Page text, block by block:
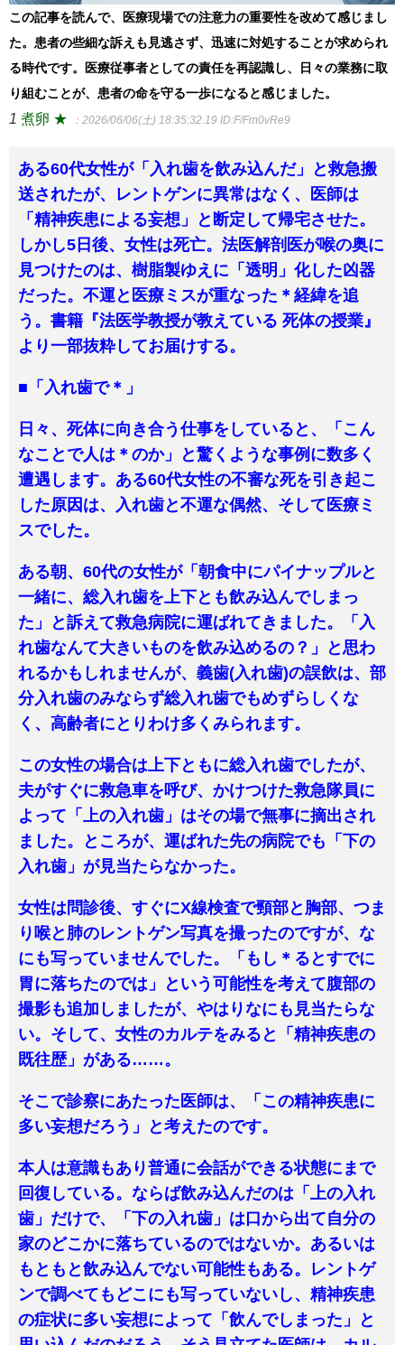
この記事を読んで、医療現場での注意力の重要性を改めて感じまし
た。患者の些細な訴えも見逃さず、迅速に対処することが求められ
る時代です。医療従事者としての責任を再認識し、日々の業務に取
り組むことが、患者の命を守る一歩になると感じました。
1 煮卵 ★ ：2026/06/06(土) 18:35:32.19 ID:F/Fm0vRe9
ある60代女性が「入れ歯を飲み込んだ」と救急搬
送されたが、レントゲンに異常はなく、医師は
「精神疾患による妄想」と断定して帰宅させた。
しかし5日後、女性は死亡。法医解剖医が喉の奥に
見つけたのは、樹脂製ゆえに「透明」化した凶器
だった。不運と医療ミスが重なった＊経緯を追
う。書籍『法医学教授が教えている 死体の授業』
より一部抜粋してお届けする。
■「入れ歯で＊」
日々、死体に向き合う仕事をしていると、「こん
なことで人は＊のか」と驚くような事例に数多く
遭遇します。ある60代女性の不審な死を引き起こ
した原因は、入れ歯と不運な偶然、そして医療ミ
スでした。
ある朝、60代の女性が「朝食中にパイナップルと
一緒に、総入れ歯を上下とも飲み込んでしまっ
た」と訴えて救急病院に運ばれてきました。「入
れ歯なんて大きいものを飲み込めるの？」と思わ
れるかもしれませんが、義歯(入れ歯)の誤飲は、部
分入れ歯のみならず総入れ歯でもめずらしくな
く、高齢者にとりわけ多くみられます。
この女性の場合は上下ともに総入れ歯でしたが、
夫がすぐに救急車を呼び、かけつけた救急隊員に
よって「上の入れ歯」はその場で無事に摘出され
ました。ところが、運ばれた先の病院でも「下の
入れ歯」が見当たらなかった。
女性は問診後、すぐにX線検査で頸部と胸部、つま
り喉と肺のレントゲン写真を撮ったのですが、な
にも写っていませんでした。「もし＊るとすでに
胃に落ちたのでは」という可能性を考えて腹部の
撮影も追加しましたが、やはりなにも見当たらな
い。そして、女性のカルテをみると「精神疾患の
既往歴」がある……。
そこで診察にあたった医師は、「この精神疾患に
多い妄想だろう」と考えたのです。
本人は意識もあり普通に会話ができる状態にまで
回復している。ならば飲み込んだのは「上の入れ
歯」だけで、「下の入れ歯」は口から出て自分の
家のどこかに落ちているのではないか。あるいは
もともと飲み込んでない可能性もある。レントゲ
ンで調べてもどこにも写っていないし、精神疾患
の症状に多い妄想によって「飲んでしまった」と